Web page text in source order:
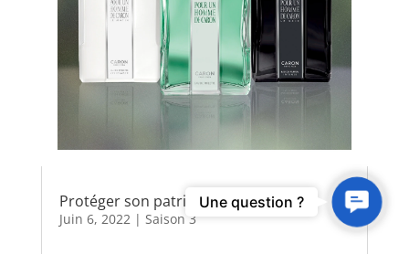
Protéger son patrimoine
Juin 6, 2022| Saison 3
Contact
Us
Une question ?